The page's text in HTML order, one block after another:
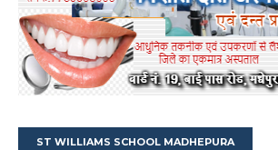
ST WILLIAMS SCHOOL MADHEPURA